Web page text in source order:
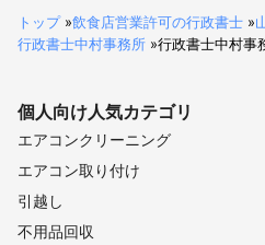
基山町 鳥栖市 みやき町
神埼市
佐賀市 小城市 唐
太良町
有田町 嬉野市
【宮崎県 】
高千穂町
【広島県
大竹市 廿日市市
トップ»飲食店営業許可の行政書士 »
行政書士中村事務所 »行政書士中村事
個人向け人気カテゴリ
エアコンクリーニング
エアコン取り付け
引越し
不用品回収